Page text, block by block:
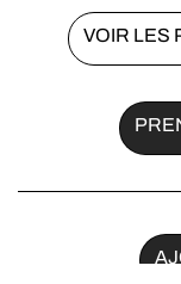
VOIR LES